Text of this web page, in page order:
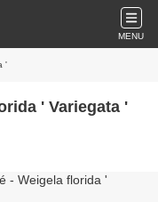
MENU
'
' Variegata '